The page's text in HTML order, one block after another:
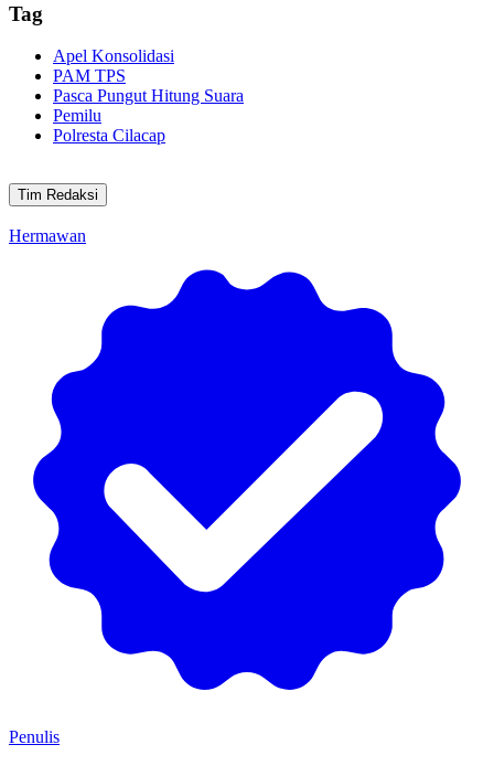
Tag
Apel Konsolidasi
PAM TPS
Pasca Pungut Hitung Suara
Pemilu
Polresta Cilacap
Tim Redaksi
Hermawan
Penulis